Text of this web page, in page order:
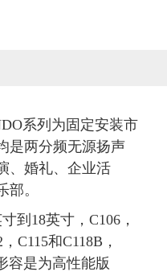
系列为固定安装市
是两分频无源扬声
、婚礼、企业活
。
到18英寸，C106，
C115和C118B，
容是为高性能版